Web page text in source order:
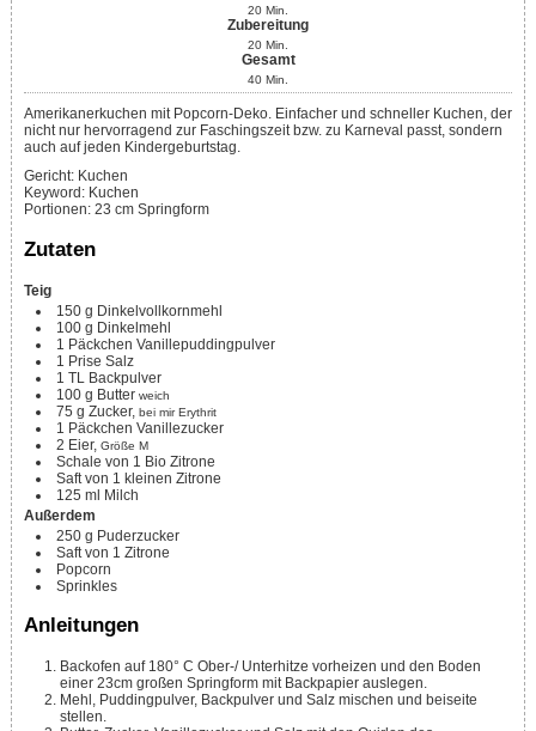
20 Min.
Zubereitung
20 Min.
Gesamt
40 Min.
Amerikanerkuchen mit Popcorn-Deko. Einfacher und schneller Kuchen, der
nicht nur hervorragend zur Faschingszeit bzw. zu Karneval passt, sondern
auch auf jeden Kindergeburtstag.
Gericht: Kuchen
Keyword: Kuchen
Portionen: 23 cm Springform
Zutaten
Teig
150 g Dinkelvollkornmehl
100 g Dinkelmehl
1 Päckchen Vanillepuddingpulver
1 Prise Salz
1 TL
Backpulver
100 g Butter weich
75 g Zucker, bei mir Erythrit
1 Päckchen Vanillezucker
2 Eier, Größe M
Schale von 1 Bio Zitrone
Saft von 1 kleinen Zitrone
125 ml Milch
Außerdem
250 g Puderzucker
Saft von 1 Zitrone
Popcorn
Sprinkles
Anleitungen
Backofen auf 180° C Ober-/ Unterhitze vorheizen und den Boden
einer 23cm großen Springform mit Backpapier auslegen.
Mehl, Puddingpulver, Backpulver und Salz mischen und beiseite
stellen.